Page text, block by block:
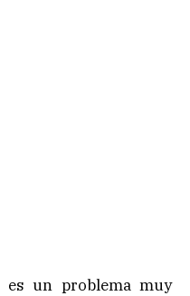
es un problema muy